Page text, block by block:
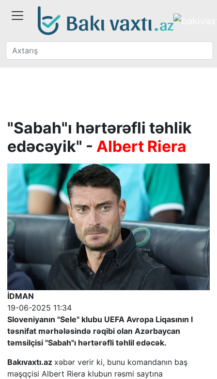
"Sabah"ı hərtərəfli təhlik
edəcəyik" - Albert Riera
İDMAN
19-06-2025 11:34
Sloveniyanın "Sele" klubu UEFA Avropa Liqasının I
təsnifat mərhələsində rəqibi olan Azərbaycan
təmsilçisi "Sabah"ı hərtərəfli təhlil edəcək.
Bakıvaxtı.az xəbər verir ki, bunu komandanın baş
məşqçisi Albert Riera klubun rəsmi saytına